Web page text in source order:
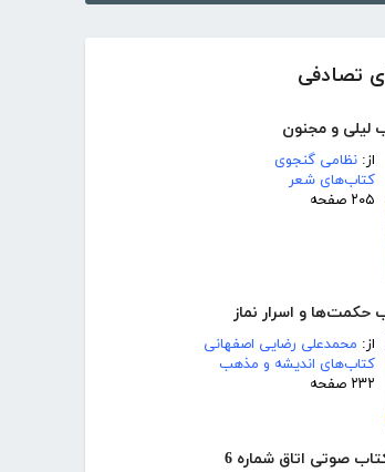
تصادفی
لیلی و مجنون
از: نظامی گنجوی
کتاب‌های شعر
۲۰۵ صفحه
حکمت‌ها و اسرار نماز
از: محمدعلی رضایی اصفهانی
کتاب‌های اندیشه و مذهب
۲۳۲ صفحه
صوتی اتاق شماره 6